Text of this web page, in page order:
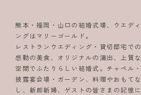
熊本・福岡・山口の結婚式場、ウエディ
ングはマリーゴールド。
レストランウエディング・貸切邸宅での
感動の美食、オリジナルの演出、上質な
空間でふたりらしい結婚式。チャペル・
披露宴会場・ガーデン、料理やおもてな
し、新郎新婦、ゲストの皆さまの記憶に